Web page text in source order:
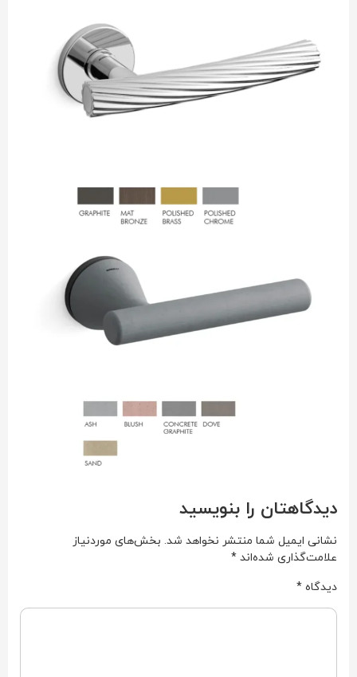
دیدگاهتان را بنویسید
نشانی ایمیل شما منتشر نخواهد شد. بخش‌های موردنیاز
علامت‌گذاری شده‌اند *
دیدگاه *